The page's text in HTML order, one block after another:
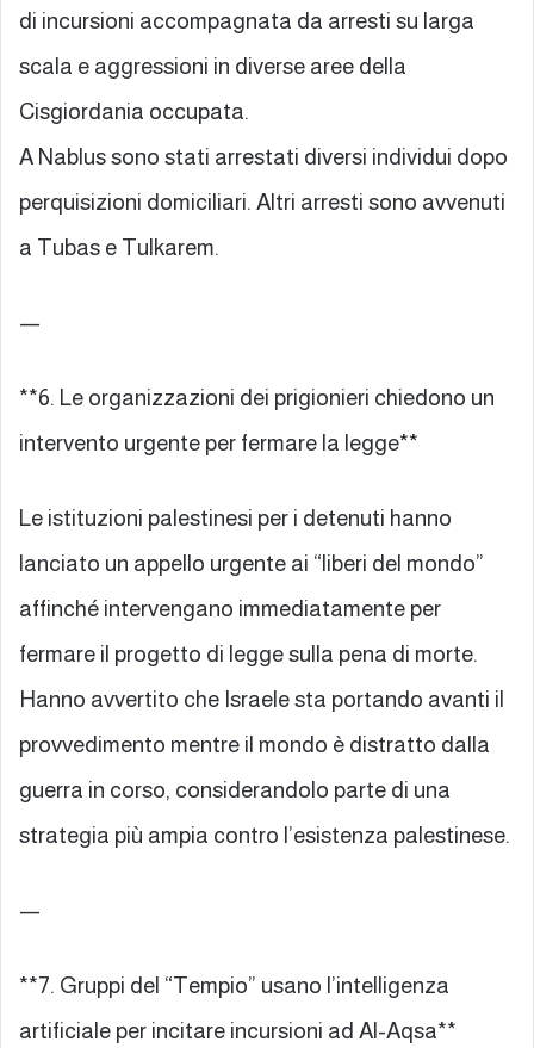
di incursioni accompagnata da arresti su larga
scala e aggressioni in diverse aree della
Cisgiordania occupata.
A Nablus sono stati arrestati diversi individui dopo
perquisizioni domiciliari. Altri arresti sono avvenuti
a Tubas e Tulkarem.
—
**6. Le organizzazioni dei prigionieri chiedono un
intervento urgente per fermare la legge**
Le istituzioni palestinesi per i detenuti hanno
lanciato un appello urgente ai “liberi del mondo”
affinché intervengano immediatamente per
fermare il progetto di legge sulla pena di morte.
Hanno avvertito che Israele sta portando avanti il
provvedimento mentre il mondo è distratto dalla
guerra in corso, considerandolo parte di una
strategia più ampia contro l’esistenza palestinese.
—
**7. Gruppi del “Tempio” usano l’intelligenza
artificiale per incitare incursioni ad Al-Aqsa**